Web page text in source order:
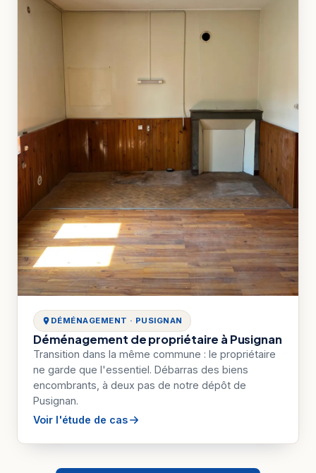
DÉMÉNAGEMENT · PUSIGNAN
Déménagement de propriétaire à Pusignan
Transition dans la même commune : le propriétaire
ne garde que l'essentiel. Débarras des biens
encombrants, à deux pas de notre dépôt de
Pusignan.
Voir l'étude de cas